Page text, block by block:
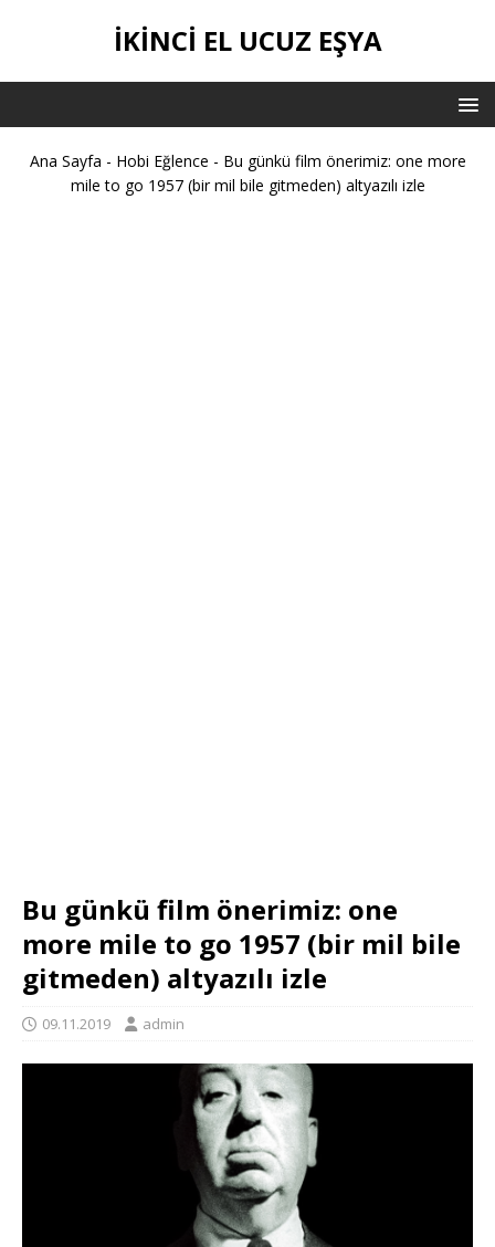
İKİNCİ EL UCUZ EŞYA
Ana Sayfa - Hobi Eğlence - Bu günkü film önerimiz: one more
mile to go 1957 (bir mil bile gitmeden) altyazılı izle
Bu günkü film önerimiz: one
more mile to go 1957 (bir mil bile
gitmeden) altyazılı izle
09.11.2019 admin